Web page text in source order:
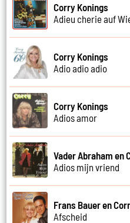
Corry Konings
Adieu cherie auf
Corry Konings
Adio adio adio
Corry Konings
Adios amor
Vader Abraham en
Adios mijn vriend
Frans Bauer en
Afscheid